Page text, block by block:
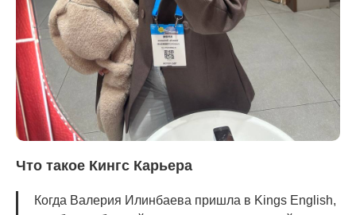
Что такое Кингс Карьера
Когда Валерия Илинбаева пришла в Kings English,